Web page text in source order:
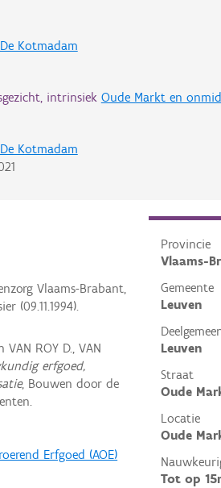
Kotmadam
intrinsiek Oude Markt en
Kotmadam
Provincie
Vlaams-
Gemeente
Leuven
Leuven
Straat
Oude
Locatie
Oude
Tot op
Vlaams-Brabant,
(09.11.1994).
VAN ROY D., VAN
erfgoed,
, Bouwen door de
Erfgoed (AOE)